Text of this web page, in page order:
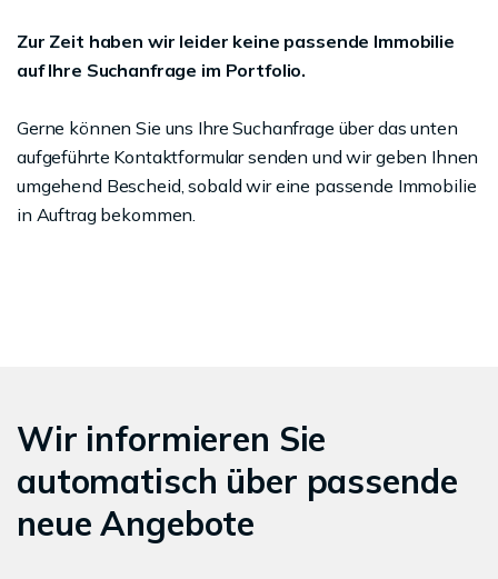
Zur Zeit haben wir leider keine passende Immobilie
auf Ihre Suchanfrage im Portfolio.
Gerne können Sie uns Ihre Suchanfrage über das unten
aufgeführte Kontaktformular senden und wir geben Ihnen
umgehend Bescheid, sobald wir eine passende Immobilie
in Auftrag bekommen.
Wir informieren Sie
automatisch über passende
neue Angebote